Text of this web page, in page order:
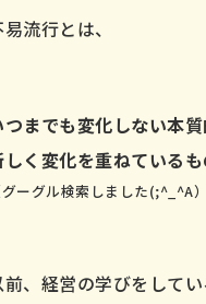
流行とは、
つまでも変化しない本
しく変化を重ねている
グーグル検索しました(;^_^A）
、経営の学びをしてい